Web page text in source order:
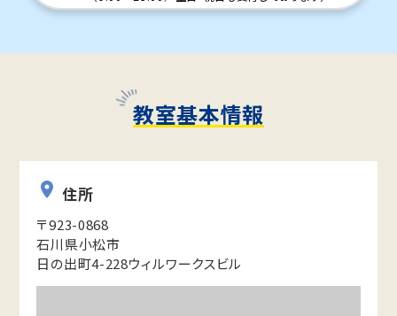
教室基本情報
住所
〒923-0868
石川県小松市
日の出町4-228ウィルワークスビル